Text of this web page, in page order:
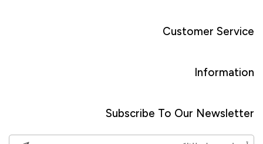
Customer Service
Information
Subscribe To Our Newsletter